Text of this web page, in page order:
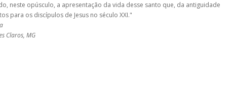
neste opúsculo, a apresentação da vida desse santo que, da antiguidade
para os discípulos de Jesus no século XXI."
Claros, MG